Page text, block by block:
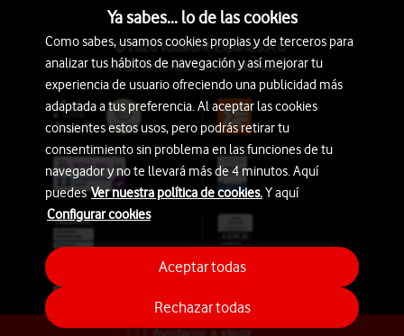
Ayúdame a elegir
© 2026 Vodafone España S.A.U.
Avda. América 115, 28042 Madrid
Ya sabes... lo de las cookies
Como sabes, usamos cookies propias y de terceros para
analizar tus hábitos de navegación y así mejorar tu
experiencia de usuario ofreciendo una publicidad más
adaptada a tus preferencia. Al aceptar las cookies
consientes estos usos, pero podrás retirar tu
consentimiento sin problema en las funciones de tu
navegador y no te llevará más de 4 minutos. Aquí
puedesVer nuestra política de cookies.Y aquí
Configurar cookies
Rechazar todas
Aceptar todas